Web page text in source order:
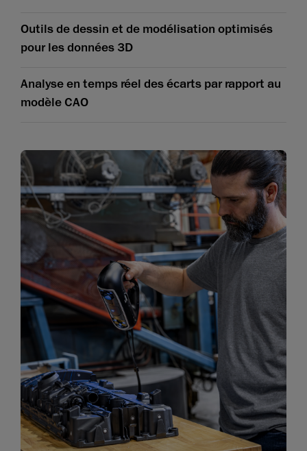
Outils de dessin et de modélisation optimisés
pour les données 3D
Analyse en temps réel des écarts par rapport au
modèle CAO